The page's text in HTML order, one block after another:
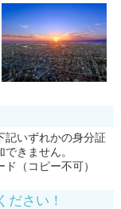
記いずれかの身分証
きません。
（コピー不可）
ださい！